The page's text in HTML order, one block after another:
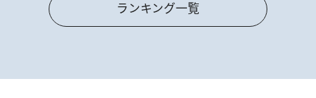
ランキング一覧